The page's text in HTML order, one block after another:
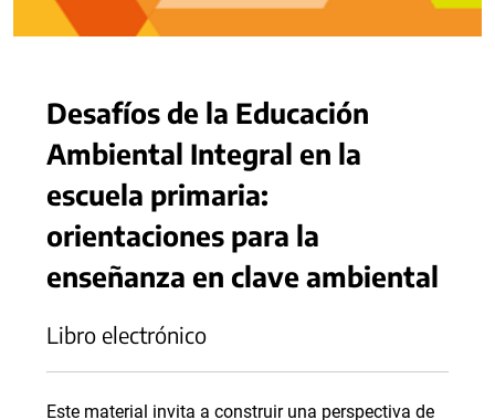
Desafíos de la Educación
Ambiental Integral en la
escuela primaria:
orientaciones para la
enseñanza en clave ambiental
Libro electrónico
Este material invita a construir una perspectiva de